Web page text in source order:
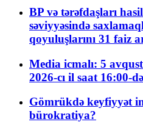
BP və tərəfdaşları
səviyyəsində
qoyuluşlarını 31 faiz
Media icmalı: 5
2026-cı il saat 16:00-
Gömrükdə keyfiyyət
bürokratiya?